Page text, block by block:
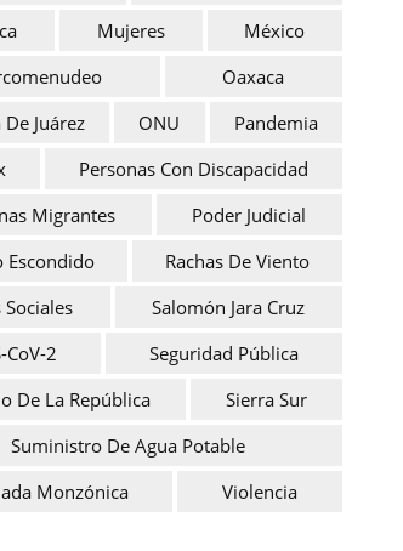
Mujeres
México
Oaxaca
De Juárez
ONU
Pandemia
Personas Con Discapacidad
Migrantes
Poder Judicial
Escondido
Rachas De Viento
Sociales
Salomón Jara Cruz
CoV-2
Seguridad Pública
De La República
Sierra Sur
Suministro De Agua Potable
Monzónica
Violencia